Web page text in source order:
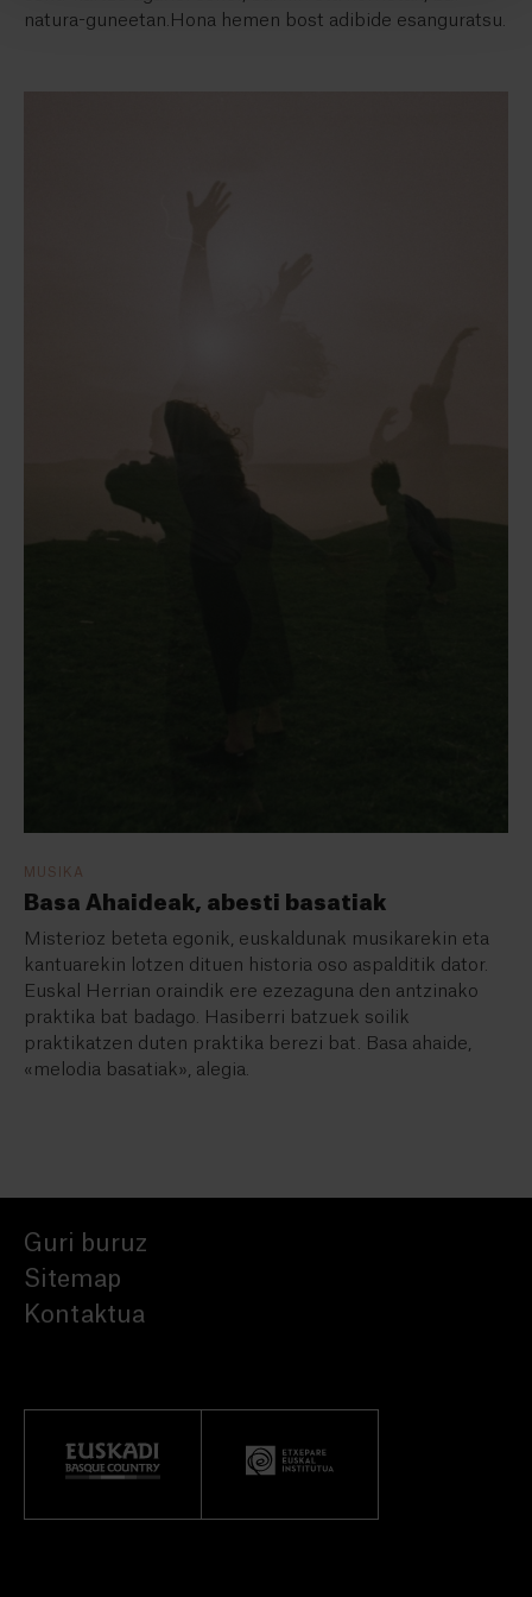
natura-guneetan.Hona hemen bost adibide esanguratsu.
MUSIKA
Basa Ahaideak, abesti basatiak
Misterioz beteta egonik, euskaldunak musikarekin eta
kantuarekin lotzen dituen historia oso aspalditik dator.
Euskal Herrian oraindik ere ezezaguna den antzinako
praktika bat badago. Hasiberri batzuek soilik
praktikatzen duten praktika berezi bat. Basa ahaide,
«melodia basatiak», alegia.
Guri buruz
Sitemap
Kontaktua